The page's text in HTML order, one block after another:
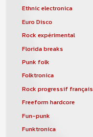
Ethnic electronica
Euro Disco
Rock expérimental
Florida breaks
Punk folk
Folktronica
Rock progressif français
Freeform hardcore
Fun-punk
Funktronica